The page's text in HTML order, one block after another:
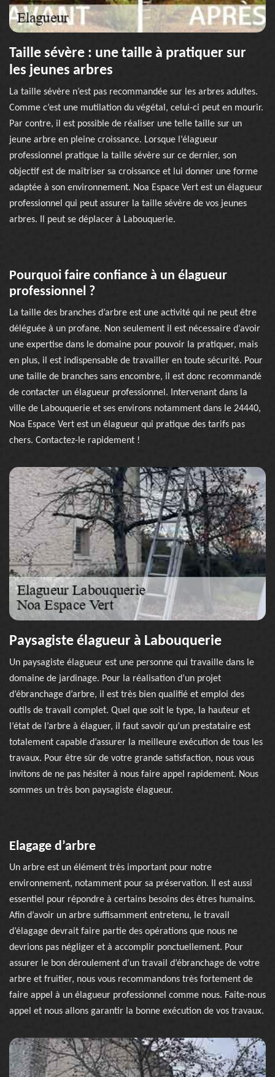
Taille sévère : une taille à pratiquer sur
les jeunes arbres
La taille sévère n’est pas recommandée sur les arbres adultes.
Comme c’est une mutilation du végétal, celui-ci peut en mourir.
Par contre, il est possible de réaliser une telle taille sur un
jeune arbre en pleine croissance. Lorsque l’élagueur
professionnel pratique la taille sévère sur ce dernier, son
objectif est de maîtriser sa croissance et lui donner une forme
adaptée à son environnement. Noa Espace Vert est un élagueur
professionnel qui peut assurer la taille sévère de vos jeunes
arbres. Il peut se déplacer à Labouquerie.
Pourquoi faire confiance à un élagueur
professionnel ?
La taille des branches d’arbre est une activité qui ne peut être
déléguée à un profane. Non seulement il est nécessaire d’avoir
une expertise dans le domaine pour pouvoir la pratiquer, mais
en plus, il est indispensable de travailler en toute sécurité. Pour
une taille de branches sans encombre, il est donc recommandé
de contacter un élagueur professionnel. Intervenant dans la
ville de Labouquerie et ses environs notamment dans le 24440,
Noa Espace Vert est un élagueur qui pratique des tarifs pas
chers. Contactez-le rapidement !
Paysagiste élagueur à Labouquerie
Un paysagiste élagueur est une personne qui travaille dans le
domaine de jardinage. Pour la réalisation d’un projet
d’ébranchage d’arbre, il est très bien qualifié et emploi des
outils de travail complet. Quel que soit le type, la hauteur et
l’état de l’arbre à élaguer, il faut savoir qu’un prestataire est
totalement capable d’assurer la meilleure exécution de tous les
travaux. Pour être sûr de votre grande satisfaction, nous vous
invitons de ne pas hésiter à nous faire appel rapidement. Nous
sommes un très bon paysagiste élagueur.
Elagage d’arbre
Un arbre est un élément très important pour notre
environnement, notamment pour sa préservation. Il est aussi
essentiel pour répondre à certains besoins des êtres humains.
Afin d’avoir un arbre suffisamment entretenu, le travail
d’élagage devrait faire partie des opérations que nous ne
devrions pas négliger et à accomplir ponctuellement. Pour
assurer le bon déroulement d’un travail d’ébranchage de votre
arbre et fruitier, nous vous recommandons très fortement de
faire appel à un élagueur professionnel comme nous. Faite-nous
appel et nous allons garantir la bonne exécution de vos travaux.